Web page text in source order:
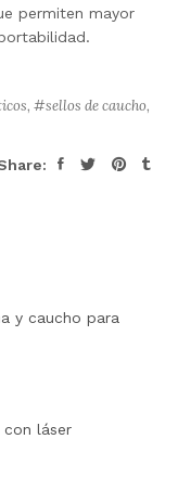
permiten mayor
, sellos de caucho,
y caucho para
con láser